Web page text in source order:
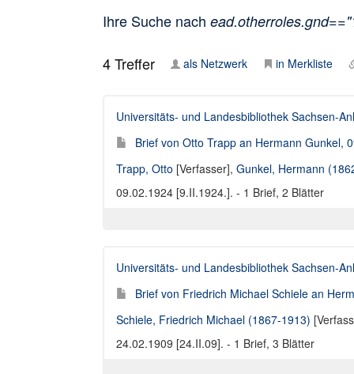
Ihre Suche nach
4Treffer als Netzwerk in Merkliste
Universitäts- und Landesbibliothek Sachsen-
Brief von Otto Trapp an Hermann Gunkel,
Trapp, Otto [Verfasser], Gunkel, Hermann
09.02.1924 [9.II.1924.]. - 1 Brief, 2 Blätter
Universitäts- und Landesbibliothek Sachsen-
Brief von Friedrich Michael Schiele an
Schiele, Friedrich Michael (1867-1913)
24.02.1909 [24.II.09]. - 1 Brief, 3 Blätter